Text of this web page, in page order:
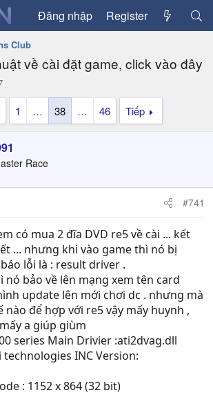
Đăng nhập Register
Club
về cài đặt game, click vào đây
1 … 38 … 46 Tiếp
Race
#741
có mua 2 đĩa DVD re5 về cài ... kết
... nhưng khi vào game thì nó bị
lỗi là : result driver .
nó bảo về lên mạng xem tên card
update lên mới chơi dc . nhưng mà
nào để hợp với re5 vậy mấy huynh ,
a giúp giùm
series Main Drivier :ati2dvag.dll
INC Version:
: 1152 x 864 (32 bit)